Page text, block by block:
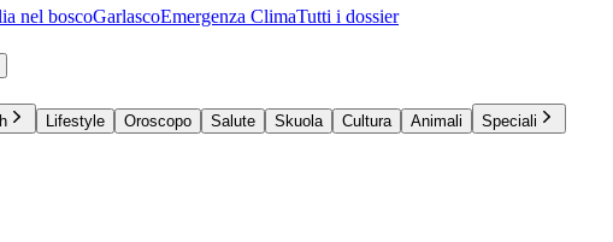
nel boscoGarlascoEmergenza ClimaTutti i dossier
Lifestyle Oroscopo Salute Skuola Cultura Animali
Speciali